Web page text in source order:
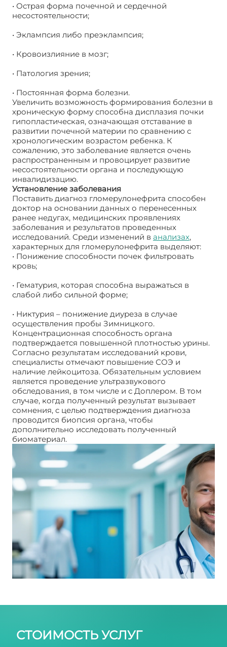
• Острая форма почечной и сердечной
несостоятельности;
• Эклампсия либо преэклампсия;
• Кровоизлияние в мозг;
• Патология зрения;
• Постоянная форма болезни.
Увеличить возможность формирования болезни в
хроническую форму способна дисплазия почки
гипопластическая, означающая отставание в
развитии почечной материи по сравнению с
хронологическим возрастом ребенка. К
сожалению, это заболевание является очень
распространенным и провоцирует развитие
несостоятельности органа и последующую
инвалидизацию.
Установление заболевания
Поставить диагноз гломерулонефрита способен
доктор на основании данных о перенесенных
ранее недугах, медицинских проявлениях
заболевания и результатов проведенных
исследований. Среди изменений в анализах,
характерных для гломерулонефрита выделяют:
• Понижение способности почек фильтровать
кровь;
• Гематурия, которая способна выражаться в
слабой либо сильной форме;
• Никтурия – понижение диуреза в случае
осуществления пробы Зимницкого.
Концентрационная способность органа
подтверждается повышенной плотностью урины.
Согласно результатам исследований крови,
специалисты отмечают повышение СОЭ и
наличие лейкоцитоза. Обязательным условием
является проведение ультразвукового
обследования, в том числе и с Доплером. В том
случае, когда полученный результат вызывает
сомнения, с целью подтверждения диагноза
проводится биопсия органа, чтобы
дополнительно исследовать полученный
биоматериал.
СТОИМОСТЬ УСЛУГ